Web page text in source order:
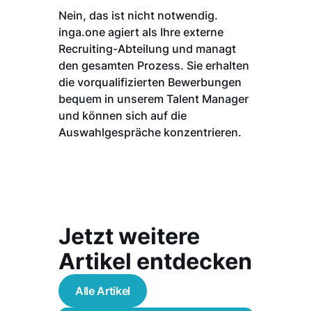
Nein, das ist nicht notwendig.
inga.one agiert als Ihre externe
Recruiting-Abteilung und managt
den gesamten Prozess. Sie erhalten
die vorqualifizierten Bewerbungen
bequem in unserem Talent Manager
und können sich auf die
Auswahlgespräche konzentrieren.
Jetzt weitere
Artikel entdecken
Alle Artikel